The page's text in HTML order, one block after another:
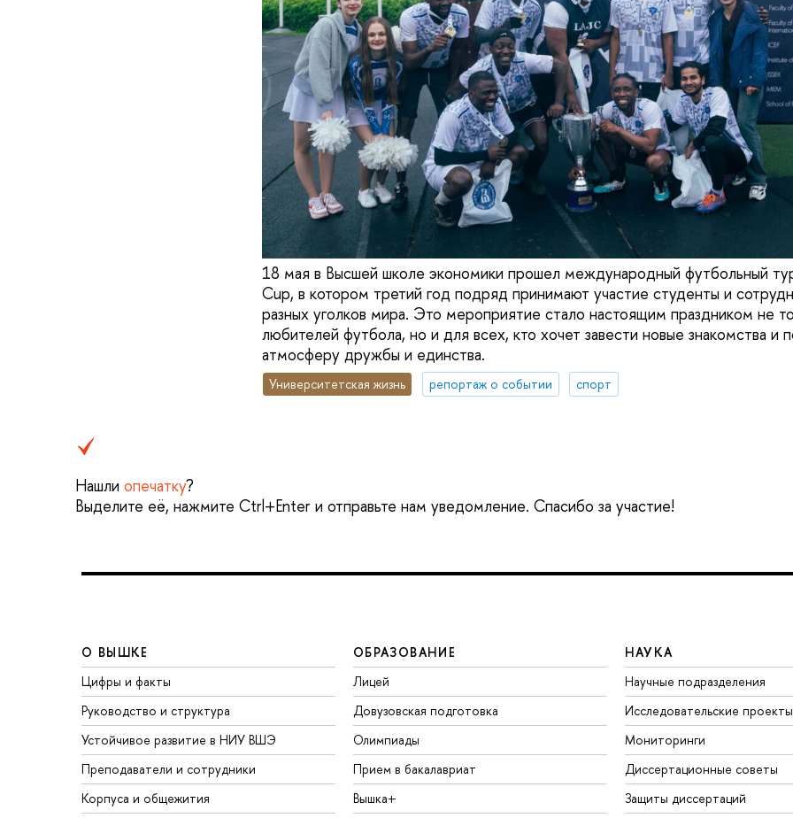
18 мая в Высшей школе экономики прошел международный футбольный
Cup, в котором третий год подряд принимают участие студенты и
разных уголков мира. Это мероприятие стало настоящим праздником не
любителей футбола, но и для всех, кто хочет завести новые знакомства и
атмосферу дружбы и единства.
Университетская жизнь репортаж о событии спорт
Нашли опечатку?
Выделите её, нажмите Ctrl+Enter и отправьте нам уведомление. Спасибо за участие!
О ВЫШКЕ
Цифры и факты
Руководство и структура
Устойчивое развитие в НИУ ВШЭ
Преподаватели и сотрудники
Корпуса и общежития
ОБРАЗОВАНИЕ
Лицей
Довузовская подготовка
Олимпиады
Прием в бакалавриат
Вышка+
НАУКА
Научные подразделения
Исследовательские проекты
Мониторинги
Диссертационные советы
Защиты диссертаций